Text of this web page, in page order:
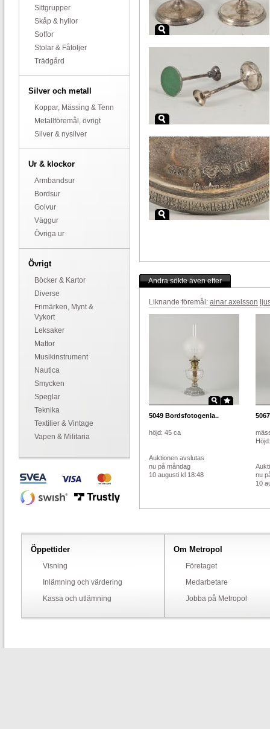
Sittgrupper
Skåp & hyllor
Soffor
Stolar & Fåtöljer
Trädgård
Silver och metall
Koppar, Mässing & Tenn
Metallföremål, övrigt
Silver & nysilver
Ur & klockor
Armbandsur
Bordsur
Golvur
Väggur
Övriga ur
Övrigt
Böcker & Kartor
Diverse
Frimärken, Mynt &
Vykort
Leksaker
Mattor
Musikinstrument
Nautica
Smycken
Speglar
Teknika
Textilier & Vintage
Vapen & Militaria
Andra sökte även efter
Liknande föremål: ainar axelsson
5049 Bordsfotogenla..
höjd: 45 ca
Auktionen avslutas
nu på måndag
10 augusti kl 18:48
5067
nu
10
Öppettider
Visning
Inlämning och värdering
Kassa och utlämning
Om Metropol
Företaget
Medarbetare
Jobba på Metropol